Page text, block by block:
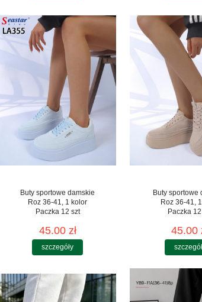
Buty sportowe damskie
Roz 36-41, 1 kolor
Paczka 12 szt
45.00 zł
szczegóły
Buty sportowe
Roz 36-41,
Paczka
45.00